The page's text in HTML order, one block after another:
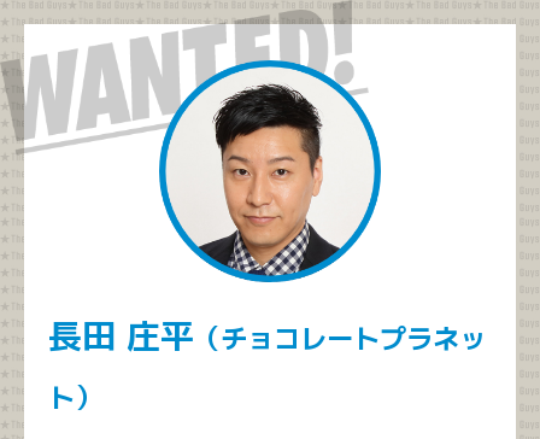
長田 庄平 （チョコレートプラネッ
ト）